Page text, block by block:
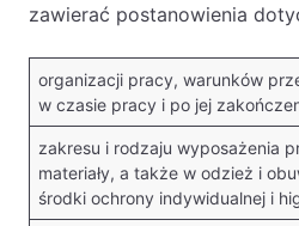
zawierać postanowienia
organizacji pracy, warunków
w czasie pracy i po jej
zakresu i rodzaju wyposażenia
materiały, a także w odzież i
środki ochrony indywidualnej i